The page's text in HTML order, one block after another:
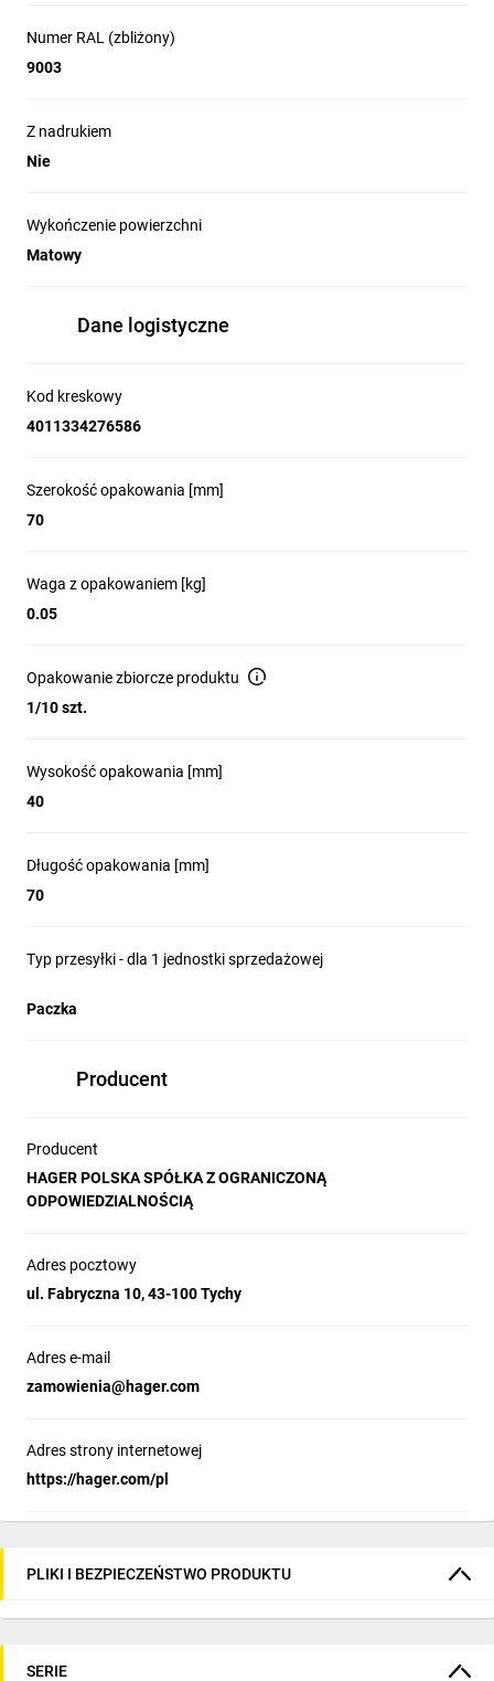
Numer RAL (zbliżony)
9003
Z nadrukiem
Nie
Wykończenie powierzchni
Matowy
Dane logistyczne
Kod kreskowy
4011334276586
Szerokość opakowania [mm]
70
Waga z opakowaniem [kg]
0.05
Opakowanie zbiorcze produktu
1/10 szt.
Wysokość opakowania [mm]
40
Długość opakowania [mm]
70
Typ przesyłki - dla 1 jednostki sprzedażowej
Paczka
Producent
Producent
HAGER POLSKA SPÓŁKA Z OGRANICZONĄ
ODPOWIEDZIALNOŚCIĄ
Adres pocztowy
ul. Fabryczna 10, 43-100 Tychy
Adres e-mail
zamowienia@hager.com
Adres strony internetowej
https://hager.com/pl
PLIKI I BEZPIECZEŃSTWO PRODUKTU
SERIE